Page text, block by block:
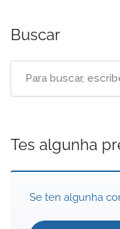
Buscar
Tes algunha
Se ten algunha